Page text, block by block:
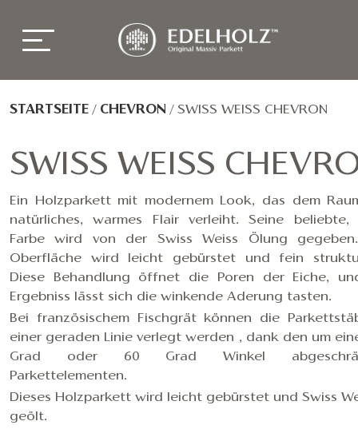
STARTSEITE / CHEVRON / SWISS WEISS CHEVRON
SWISS WEISS
Ein Holzparkett mit modernem Look, das dem
natürliches, warmes Flair verleiht. Seine beliebte,
Farbe wird von der Swiss Weiss Ölung
Oberfläche wird leicht gebürstet und fein
Diese Behandlung öffnet die Poren der Eiche,
Ergebniss lässt sich die winkende Aderung tasten.
Bei französischem Fischgrät können die
einer geraden Linie verlegt werden , dank den um
Grad oder 60 Grad Winkel
Parkettelementen.
Dieses Holzparkett wird leicht gebürstet und Swiss
geölt.